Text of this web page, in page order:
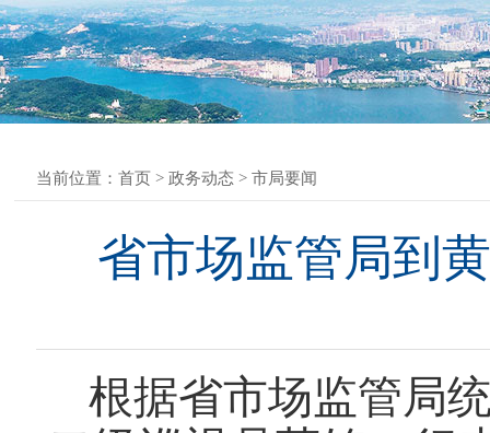
当前位置： 首页 > 政务动态 > 市局要闻
省市场监管局到
根据省市场监管局